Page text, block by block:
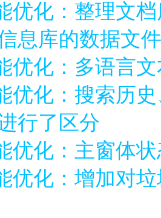
优化：整理文
息库的数据文
优化：多语言
优化：搜索历
行了区分
优化：主窗体
优化：增加对